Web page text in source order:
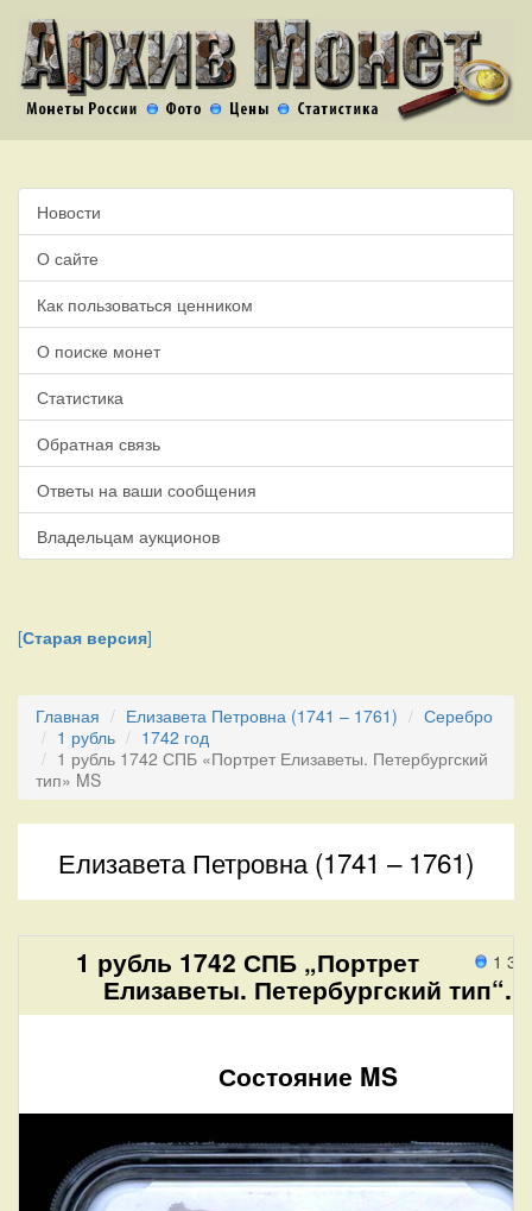
Новости
О сайте
Как пользоваться ценником
О поиске монет
Статистика
Обратная связь
Ответы на ваши сообщения
Владельцам аукционов
[Старая версия]
Главная Елизавета Петровна (1741 – 1761)
Серебро
1 рубль
1742 год
1 рубль 1742 СПБ «Портрет Елизаветы. Петербургский
тип» MS
Елизавета Петровна (1741 – 1761)
1
1 рубль 1742 СПБ „Портрет
Елизаветы. Петербургский тип“.
Состояние MS